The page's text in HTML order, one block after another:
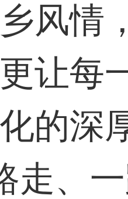
风情
让每
的深
走、